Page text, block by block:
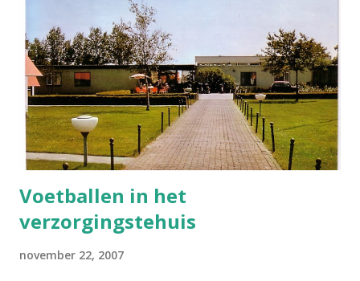
rekje achter in de Blokker, bij het raam. Het eerste jaar van
de kleuterschool bracht ik door in een noodgebouw van de
katholieke basisschool. Ik moest eigenlijk naar de
protestant-christelijke basisschool, maar die zat nog even
vol. (klik om te vergroten) Deze kaart komt uit Amsterdam
(links zie je een stuk van het Rijksmuseum), maar zo
speelden wij in mijn herinnering op het...
Voetballen in het
verzorgingstehuis
november 22, 2007